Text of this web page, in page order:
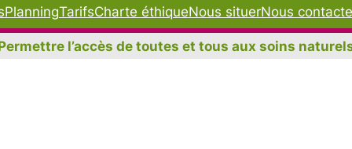
PlanningTarifsCharte éthiqueNous situerNous
l’accès de toutes et tous aux soins